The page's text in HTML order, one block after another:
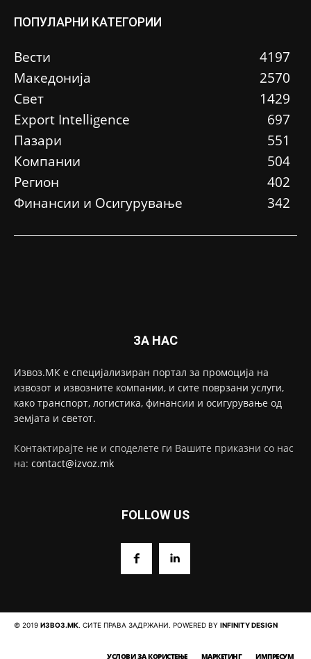
ПОПУЛАРНИ КАТЕГОРИИ
Вести
4197
Македонија
2570
Свет
1429
Еxport Intelligence
697
Пазари
551
Компании
504
Регион
402
Финансии и Осигурување
342
ЗА НАС
Извоз.МК е специјализиран портал за промоција на
извозот и извозните компании, и сите поврзани услуги,
како транспорт, логистика, финансии и осигурување од
земјата и светот.
Контактирајте не и споделете ги Вашите приказни со нас
на: contact@izvoz.mk
FOLLOW US
© 2019 ИЗВОЗ.МК. СИТЕ ПРАВА ЗАДРЖАНИ. POWERED BY INFINITY DESIGN
УСЛОВИ ЗА КОРИСТЕЊЕ МАРКЕТИНГ ИМПРЕСУМ